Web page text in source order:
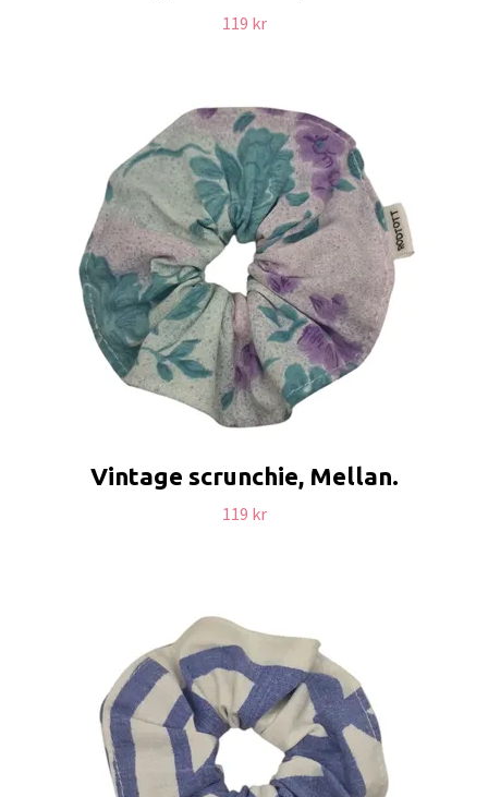
119 kr
Vintage scrunchie, Mellan.
119 kr